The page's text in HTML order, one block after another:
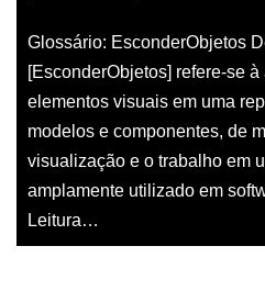
Glossário: EsconderObjetos
[EsconderObjetos] refere-se
elementos visuais em uma
modelos e componentes, de
visualização e o trabalho em
amplamente utilizado em
Leitura…